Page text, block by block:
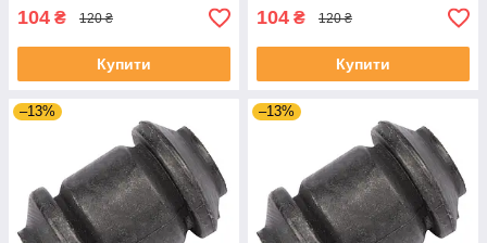
104 ₴ 120 ₴
Купити
104 ₴ 120 ₴
Купити
–13% –13%